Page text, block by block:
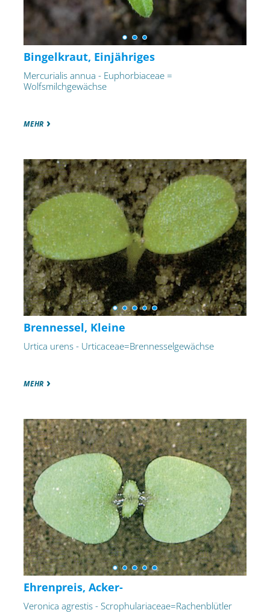
Bingelkraut, Einjähriges
Mercurialis annua - Euphorbiaceae =
Wolfsmilchgewächse
MEHR
Brennessel, Kleine
Urtica urens - Urticaceae=Brennesselgewächse
MEHR
Ehrenpreis, Acker-
Veronica agrestis - Scrophulariaceae=Rachenblütler